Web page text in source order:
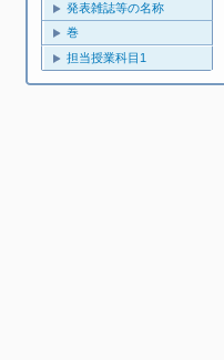
発表雑誌等の名称
巻
担当授業科目1